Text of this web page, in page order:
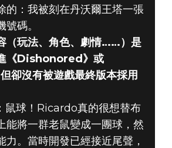
的：我被刻在丹沃爾王塔一張
碼。
（玩法、角色、劇情……）是
《Dishonored》或
卻沒有被遊戲最終版本採用
：鼠球！Ricardo真的很想替布
能將一群老鼠變成一團球，然
力。當時開發已經接近尾聲，